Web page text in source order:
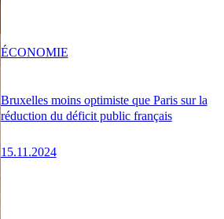
Bruxelles moins optimiste que Paris sur la
réduction du déficit public français
15.11.2024
ÉCONOMIE